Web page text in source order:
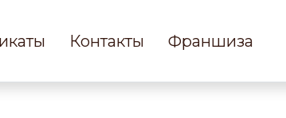
Контакты Франшиза